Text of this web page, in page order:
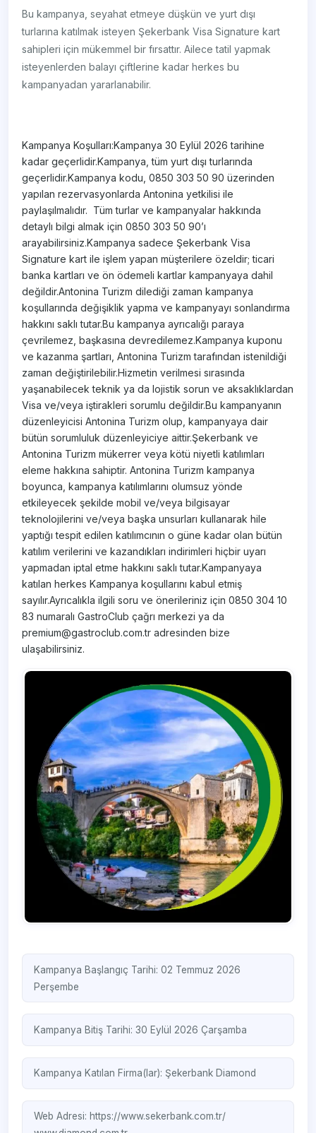
Bu kampanya, seyahat etmeye düşkün ve yurt dışı
turlarına katılmak isteyen Şekerbank Visa Signature kart
sahipleri için mükemmel bir fırsattır. Ailece tatil yapmak
isteyenlerden balayı çiftlerine kadar herkes bu
kampanyadan yararlanabilir.
Kampanya Koşulları:Kampanya 30 Eylül 2026 tarihine
kadar geçerlidir.Kampanya, tüm yurt dışı turlarında
geçerlidir.Kampanya kodu, 0850 303 50 90 üzerinden
yapılan rezervasyonlarda Antonina yetkilisi ile
paylaşılmalıdır. Tüm turlar ve kampanyalar hakkında
detaylı bilgi almak için 0850 303 50 90’ı
arayabilirsiniz.Kampanya sadece Şekerbank Visa
Signature kart ile işlem yapan müşterilere özeldir; ticari
banka kartları ve ön ödemeli kartlar kampanyaya dahil
değildir.Antonina Turizm dilediği zaman kampanya
koşullarında değişiklik yapma ve kampanyayı sonlandırma
hakkını saklı tutar.Bu kampanya ayrıcalığı paraya
çevrilemez, başkasına devredilemez.Kampanya kuponu
ve kazanma şartları, Antonina Turizm tarafından istenildiği
zaman değiştirilebilir.Hizmetin verilmesi sırasında
yaşanabilecek teknik ya da lojistik sorun ve aksaklıklardan
Visa ve/veya iştirakleri sorumlu değildir.Bu kampanyanın
düzenleyicisi Antonina Turizm olup, kampanyaya dair
bütün sorumluluk düzenleyiciye aittir.Şekerbank ve
Antonina Turizm mükerrer veya kötü niyetli katılımları
eleme hakkına sahiptir. Antonina Turizm kampanya
boyunca, kampanya katılımlarını olumsuz yönde
etkileyecek şekilde mobil ve/veya bilgisayar
teknolojilerini ve/veya başka unsurları kullanarak hile
yaptığı tespit edilen katılımcının o güne kadar olan bütün
katılım verilerini ve kazandıkları indirimleri hiçbir uyarı
yapmadan iptal etme hakkını saklı tutar.Kampanyaya
katılan herkes Kampanya koşullarını kabul etmiş
sayılır.Ayrıcalıkla ilgili soru ve önerileriniz için 0850 304 10
83 numaralı GastroClub çağrı merkezi ya da
premium@gastroclub.com.tr adresinden bize
ulaşabilirsiniz.
Kampanya Başlangıç Tarihi: 02 Temmuz 2026
Perşembe
Kampanya Bitiş Tarihi: 30 Eylül 2026 Çarşamba
Kampanya Katılan Firma(lar): Şekerbank Diamond
Web Adresi: https://www.sekerbank.com.tr/